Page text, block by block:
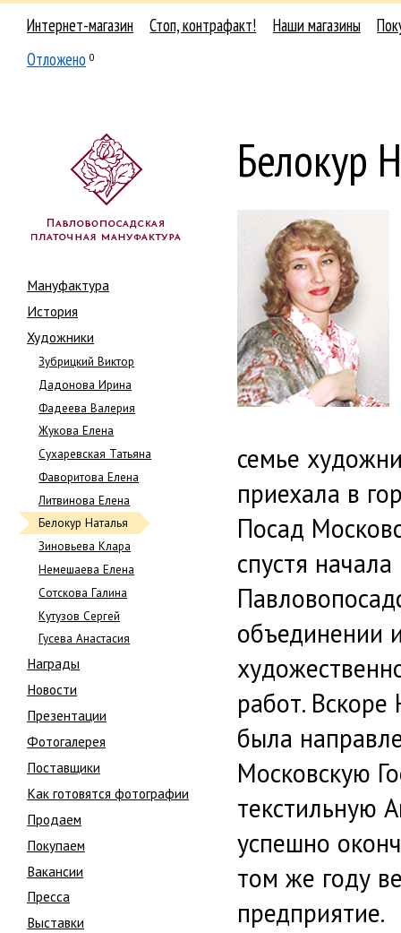
Интернет-магазин Стоп, контрафакт! Наши магазины
Отложено 0
Мануфактура
История
Художники
Зубрицкий Виктор
Дадонова Ирина
Фадеева Валерия
Жукова Елена
Сухаревская Татьяна
Фаворитова Елена
Литвинова Елена
Белокур Наталья
Зиновьева Клара
Немешаева Елена
Сотскова Галина
Кутузов Сергей
Гусева Анастасия
Награды
Новости
Презентации
Фотогалерея
Поставщики
Как готовятся фотографии
Продаем
Покупаем
Вакансии
Пресса
Выставки
Белокур
семье
приехала в
Посад
спустя
объединении
работ. Вскоре
была
Московскую
текстильную
успешно
том же году
предприятие.